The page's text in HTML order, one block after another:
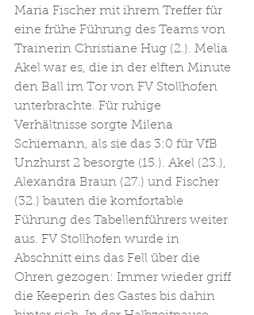
Maria Fischer mit ihrem Treffer für
eine frühe Führung des Teams von
Trainerin Christiane Hug (2.). Melia
Akel war es, die in der elften Minute
den Ball im Tor von FV Stollhofen
unterbrachte. Für ruhige
Verhältnisse sorgte Milena
Schiemann, als sie das 3:0 für VfB
Unzhurst 2 besorgte (15.). Akel (23.),
Alexandra Braun (27.) und Fischer
(32.) bauten die komfortable
Führung des Tabellenführers weiter
aus. FV Stollhofen wurde in
Abschnitt eins das Fell über die
Ohren gezogen: Immer wieder griff
die Keeperin des Gastes bis dahin